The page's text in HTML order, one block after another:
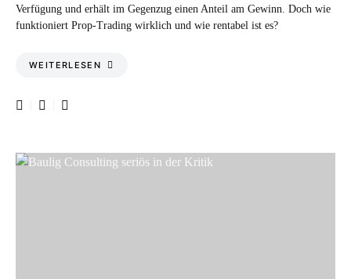
Verfügung und erhält im Gegenzug einen Anteil am Gewinn. Doch wie
funktioniert Prop-Trading wirklich und wie rentabel ist es?
WEITERLESEN